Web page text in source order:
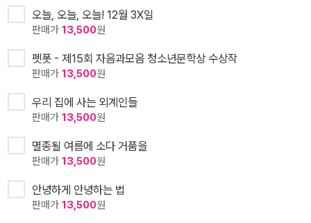
오늘, 오늘, 오늘! 12월 3X일
판매가 13,500원
펫폿 - 제15회 자음과모음 청소년문학상 수상작
판매가 13,500원
우리 집에 사는 외계인들
판매가 13,500원
멸종될 여름에 소다 거품을
판매가 13,500원
안녕하게 안녕하는 법
판매가 13,500원